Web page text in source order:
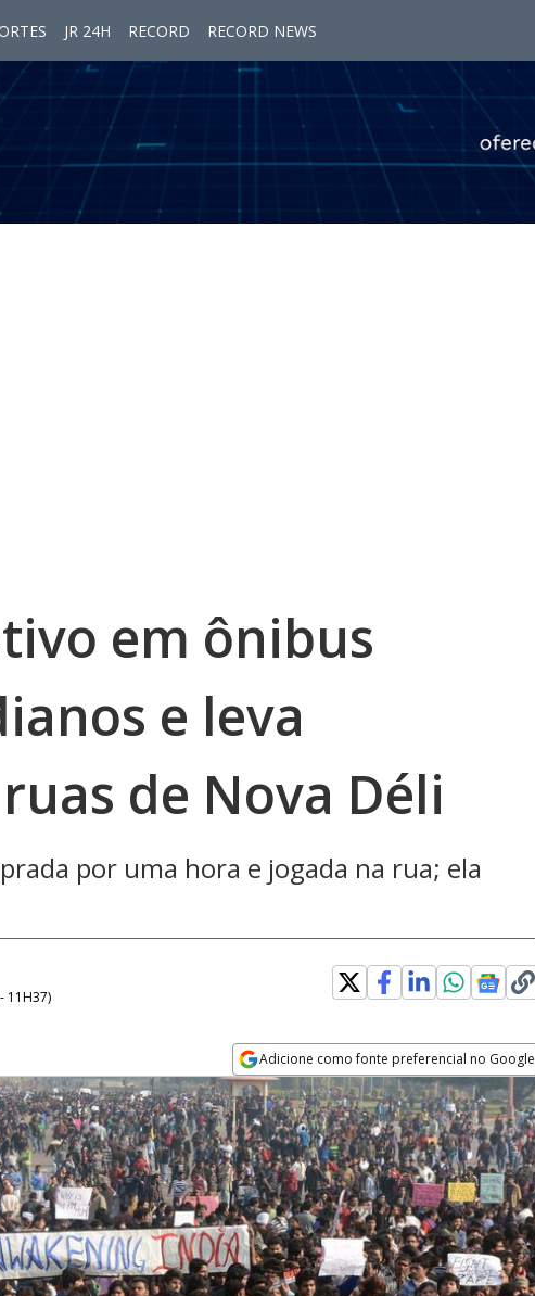
JR 24H RECORD RECORD NEWS
em ônibus
e leva
de Nova Déli
por uma hora e jogada na rua; ela
11H37)
Adicione como fonte preferencial no Google
Opens in new window